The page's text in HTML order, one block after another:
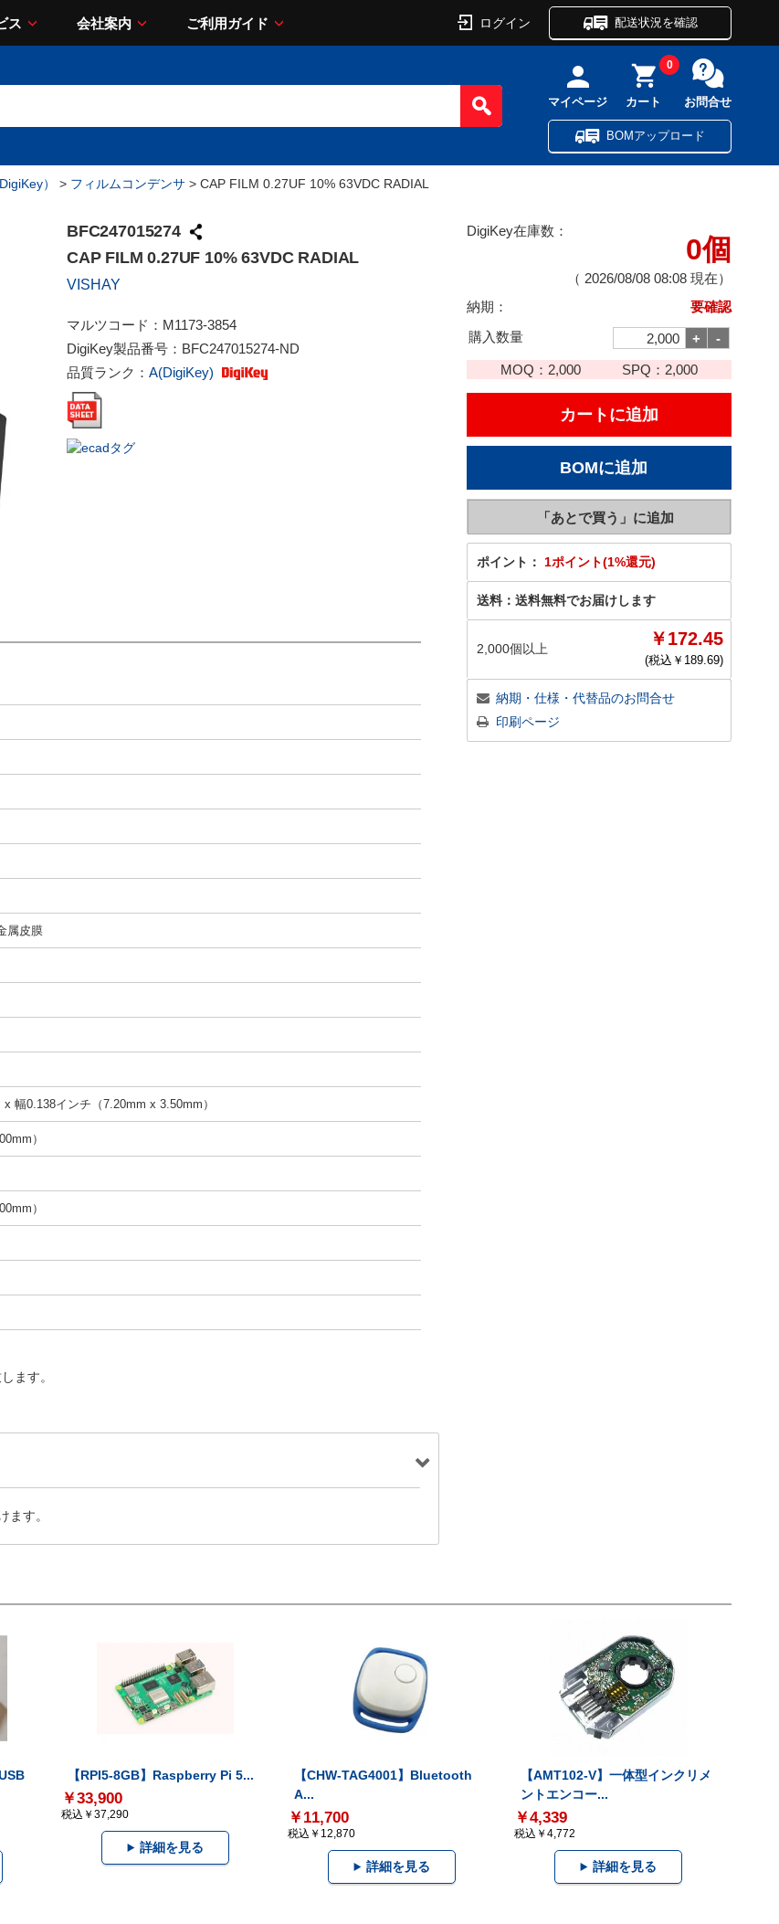
ス 会社案内 ご利用ガイド ログイン 配送状況を確認
マイページ カート
0
お問合せ
BOMアップロード
） > フィルムコンデンサ > CAP FILM 0.27UF 10% 63VDC RADIAL
BFC247015274
CAP FILM 0.27UF 10% 63VDC RADIAL
VISHAY
マルツコード： M1173-3854
DigiKey製品番号： BFC247015274-ND
品質ランク： A(DigiKey)
DigiKey在庫数：
0個
（ 2026/08/08 08:08 現在）
納期：
要確認
購入数量
MOQ： 2,000 SPQ： 2,000
ポイント： 1ポイント(1%還元)
送料： 送料無料でお届けします
2,000個以上 ￥172.45
(税込￥ 189.69)
納期・仕様・代替品のお問合せ
印刷ページ
属皮膜
幅0.138インチ（7.20mm x 3.50mm）
）
）
ます。
ます。
【RPI5-8GB】Raspberry Pi 5...
￥33,900
税込￥37,290
詳細を見る
【CHW-TAG4001】Bluetooth
A...
￥11,700
税込￥12,870
詳細を見る
【AMT102-V】一体型インクリメ
ントエンコー...
￥4,339
税込￥4,772
詳細を見る